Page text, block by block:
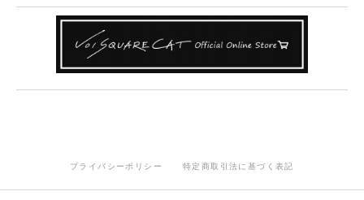
プライバシーポリシー 特定商取引法に基づく表記